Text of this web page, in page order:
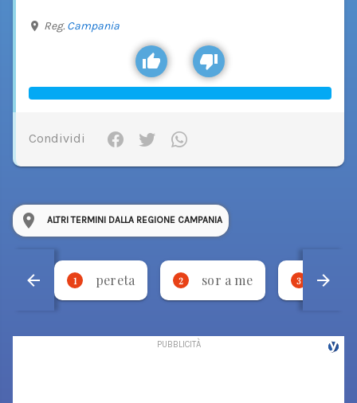
Reg. Campania
Condividi
ALTRI TERMINI DALLA REGIONE CAMPANIA
1 pereta 2 sor a me 3